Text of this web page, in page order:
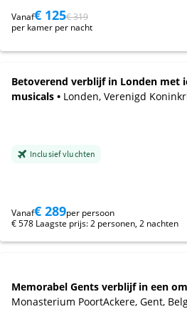
Vanaf€ 125€ 319
per kamer per nacht
Betoverend verblijf in Londen met
musicals • Londen, Verenigd
Inclusief vluchten
Vanaf€ 289per persoon
€ 578 Laagste prijs: 2 personen, 2 nachten
Memorabel Gents verblijf in een
Monasterium PoortAckere, Gent,